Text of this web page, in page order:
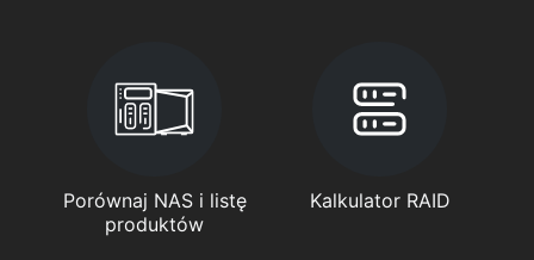
Porównaj NAS i listę
produktów
Kalkulator RAID